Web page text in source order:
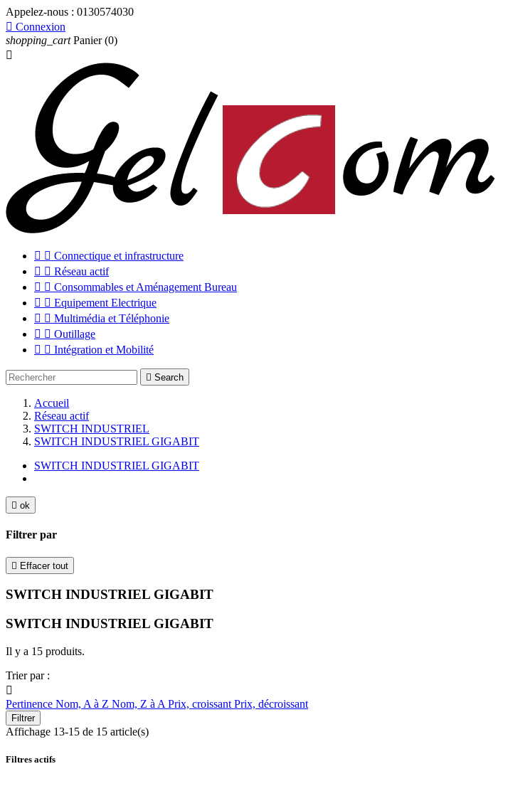
Appelez-nous : 0130574030
 Connexion
shopping_cart Panier (0)

  Connectique et infrastructure
  Réseau actif
  Consommables et Aménagement Bureau
  Equipement Electrique
  Multimédia et Téléphonie
  Outillage
  Intégration et Mobilité
 Search
Accueil
Réseau actif
SWITCH INDUSTRIEL
SWITCH INDUSTRIEL GIGABIT
SWITCH INDUSTRIEL GIGABIT
 ok
Filtrer par
 Effacer tout
SWITCH INDUSTRIEL GIGABIT
SWITCH INDUSTRIEL GIGABIT
Il y a 15 produits.
Trier par :

Pertinence Nom, A à Z Nom, Z à A Prix, croissant Prix, décroissant
Filtrer
Affichage 13-15 de 15 article(s)
Filtres actifs